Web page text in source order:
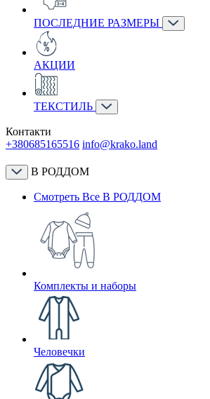
ПОСЛЕДНИЕ РАЗМЕРЫ
АКЦИИ
ТЕКСТИЛЬ
Контакти
+380685165516 info@krako.land
В РОДДОМ
Смотреть Все В РОДДОМ
Комплекты и наборы
Человечки